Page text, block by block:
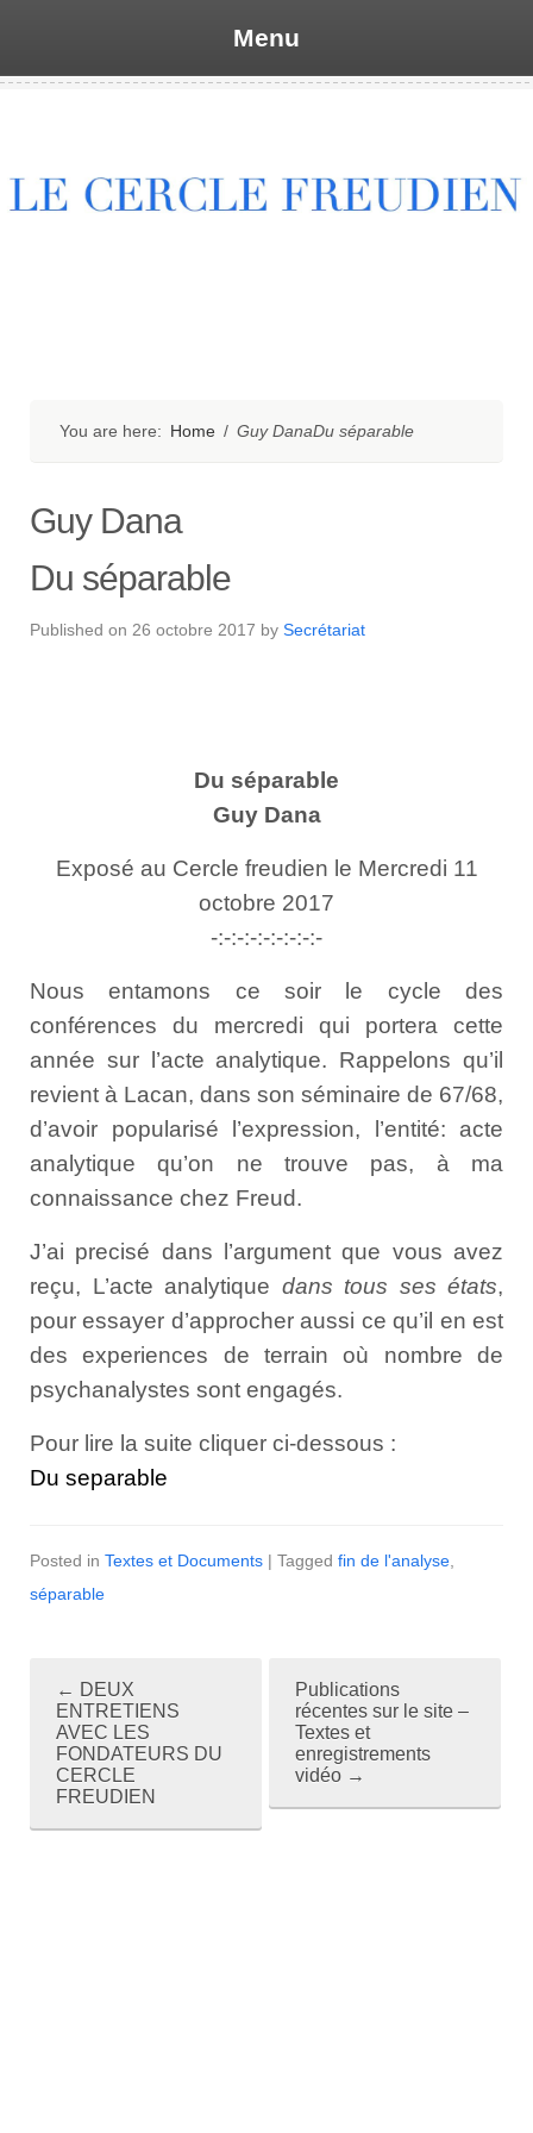
Menu
You are here: Home / Guy DanaDu séparable
Guy Dana
Du séparable
Published on 26 octobre 2017 by Secrétariat
Du séparable
Guy Dana
Exposé au Cercle freudien le Mercredi 11
octobre 2017
-:-:-:-:-:-:-:-:-
Nous entamons ce soir le cycle des
conférences du mercredi qui portera cette
année sur l’acte analytique. Rappelons qu’il
revient à Lacan, dans son séminaire de 67/68,
d’avoir popularisé l’expression, l’entité: acte
analytique qu’on ne trouve pas, à ma
connaissance chez Freud.
J’ai precisé dans l’argument que vous avez
reçu, L’acte analytique dans tous ses états,
pour essayer d’approcher aussi ce qu’il en est
des experiences de terrain où nombre de
psychanalystes sont engagés.
Pour lire la suite cliquer ci-dessous :
Du separable
Posted in Textes et Documents | Tagged fin de l'analyse
séparable
t
← DEUX
ENTRETIENS
AVEC LES
FONDATEURS DU
CERCLE
FREUDIEN
Publications
récentes sur le site –
Textes et
enregistrements
vidéo →